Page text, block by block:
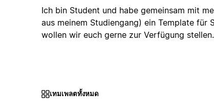
Ich bin Student und habe gemeinsam mit
aus meinem Studiengang) ein Template für
wollen wir euch gerne zur Verfügung stellen.
เทมเพลตทั้งหมด